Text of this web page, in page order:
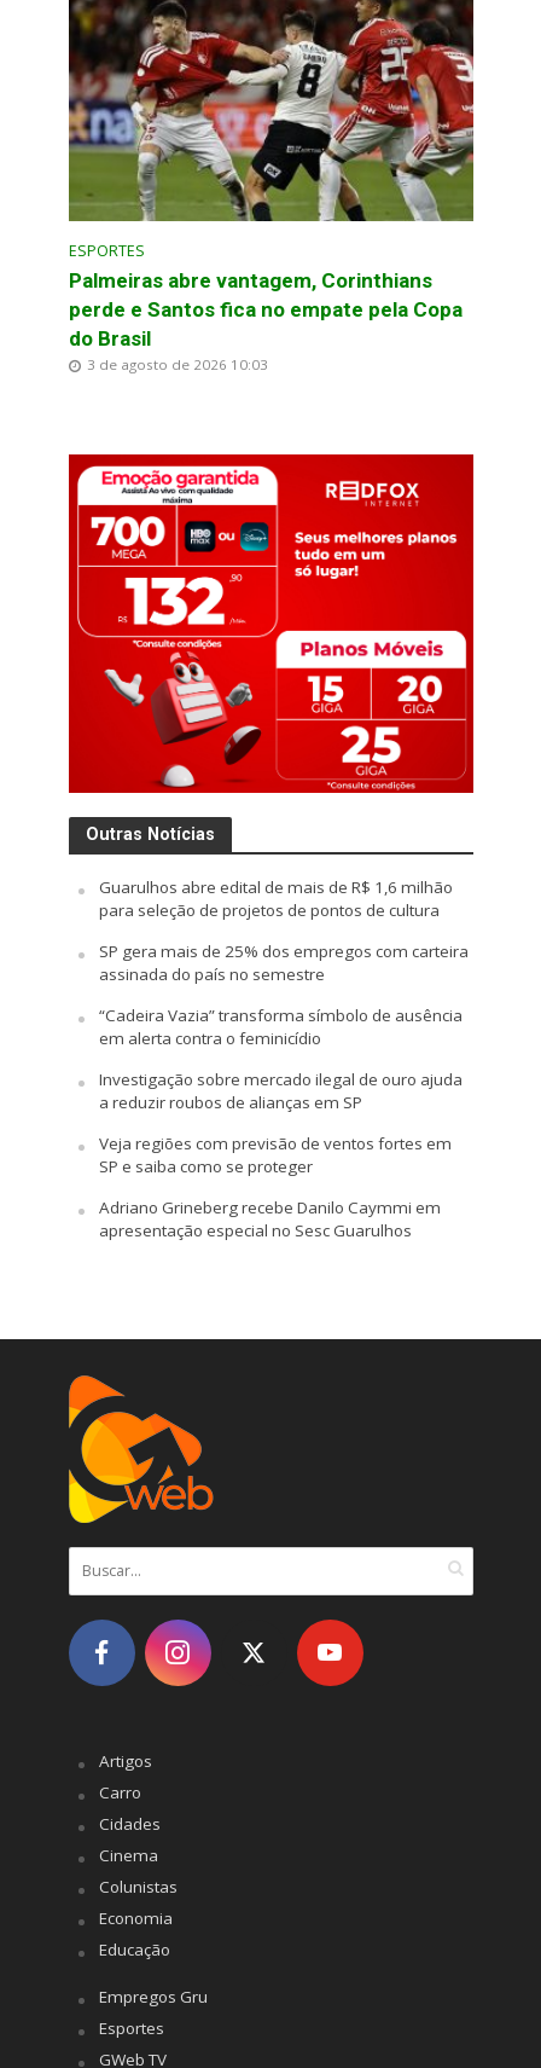
ESPORTES
Palmeiras abre vantagem, Corinthians
perde e Santos fica no empate pela Copa
do Brasil
3 de agosto de 2026 10:03
Outras Notícias
Guarulhos abre edital de mais de R$ 1,6 milhão
para seleção de projetos de pontos de cultura
SP gera mais de 25% dos empregos com carteira
assinada do país no semestre
“Cadeira Vazia” transforma símbolo de ausência
em alerta contra o feminicídio
Investigação sobre mercado ilegal de ouro ajuda
a reduzir roubos de alianças em SP
Veja regiões com previsão de ventos fortes em
SP e saiba como se proteger
Adriano Grineberg recebe Danilo Caymmi em
apresentação especial no Sesc Guarulhos
Artigos
Carro
Cidades
Cinema
Colunistas
Economia
Educação
Empregos Gru
Esportes
GWeb TV